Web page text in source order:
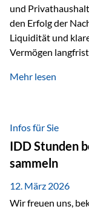
und
den Erfolg der
Liquidität und
Vermögen
„Erfolgsformel
Vermögensschutz
Warum klassische
Vermögen werden
Problemen
zwischen Erben
Mehr lesen
Infos für Sie
IDD Stunden
sammeln
12. März 2026
Wir freuen uns,